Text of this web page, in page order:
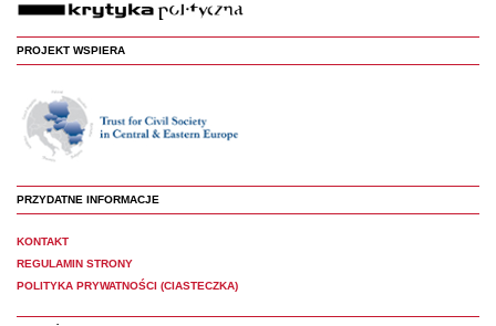
PROJEKT WSPIERA
PRZYDATNE INFORMACJE
KONTAKT
REGULAMIN STRONY
POLITYKA PRYWATNOŚCI (CIASTECZKA)